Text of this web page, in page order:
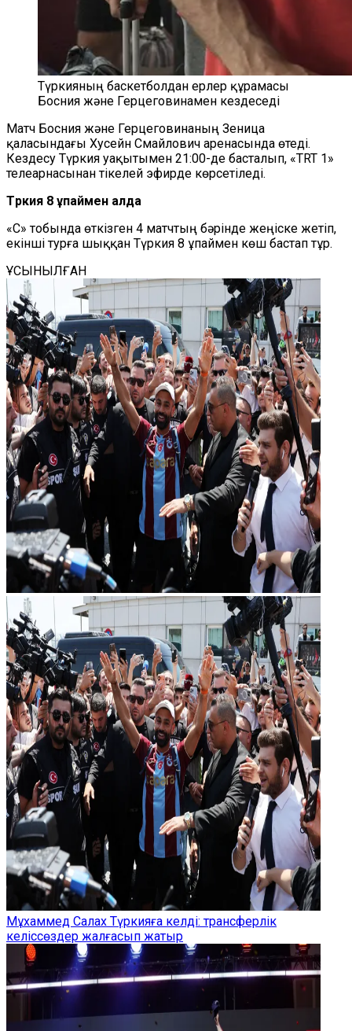
Түркияның баскетболдан ерлер құрамасы
Босния және Герцеговинамен кездеседі
Матч Босния және Герцеговинаның Зеница
қаласындағы Хусейн Смайлович аренасында өтеді.
Кездесу Түркия уақытымен 21:00-де басталып, «TRT 1»
телеарнасынан тікелей эфирде көрсетіледі.
Түркия 8 ұпаймен алда
«С» тобында өткізген 4 матчтың бәрінде жеңіске жетіп,
екінші турға шыққан Түркия 8 ұпаймен көш бастап тұр.
ҰСЫНЫЛҒАН
Мұхаммед Салах Түркияға келді: трансферлік
келіссөздер жалғасып жатыр